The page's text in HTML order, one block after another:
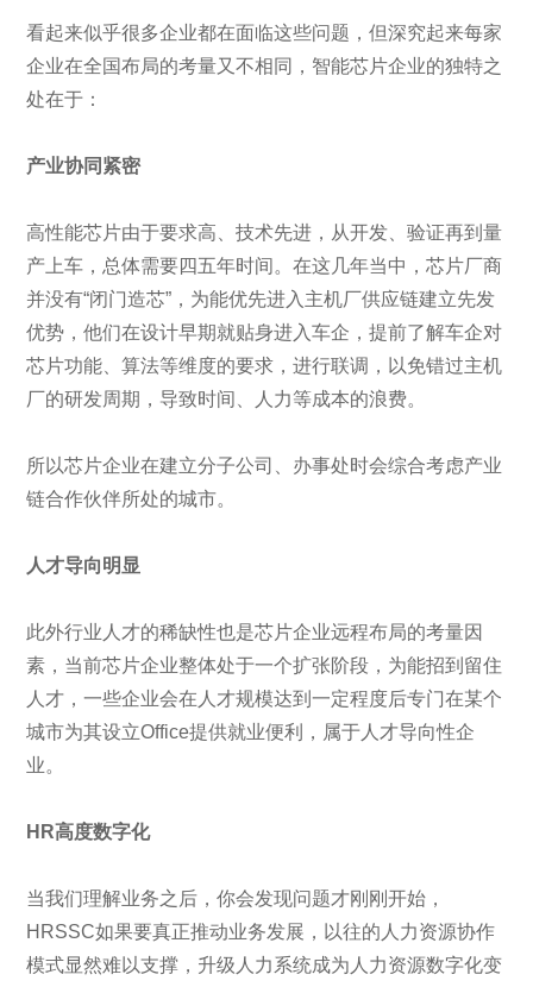
看起来似乎很多企业都在面临这些问题，但深究起来每家
企业在全国布局的考量又不相同，智能芯片企业的独特之
处在于：
产业协同紧密
高性能芯片由于要求高、技术先进，从开发、验证再到量
产上车，总体需要四五年时间。在这几年当中，芯片厂商
并没有“闭门造芯”，为能优先进入主机厂供应链建立先发
优势，他们在设计早期就贴身进入车企，提前了解车企对
芯片功能、算法等维度的要求，进行联调，以免错过主机
厂的研发周期，导致时间、人力等成本的浪费。
所以芯片企业在建立分子公司、办事处时会综合考虑产业
链合作伙伴所处的城市。
人才导向明显
此外行业人才的稀缺性也是芯片企业远程布局的考量因
素，当前芯片企业整体处于一个扩张阶段，为能招到留住
人才，一些企业会在人才规模达到一定程度后专门在某个
城市为其设立Office提供就业便利，属于人才导向性企
业。
HR高度数字化
当我们理解业务之后，你会发现问题才刚刚开始，
HRSSC如果要真正推动业务发展，以往的人力资源协作
模式显然难以支撑，升级人力系统成为人力资源数字化变